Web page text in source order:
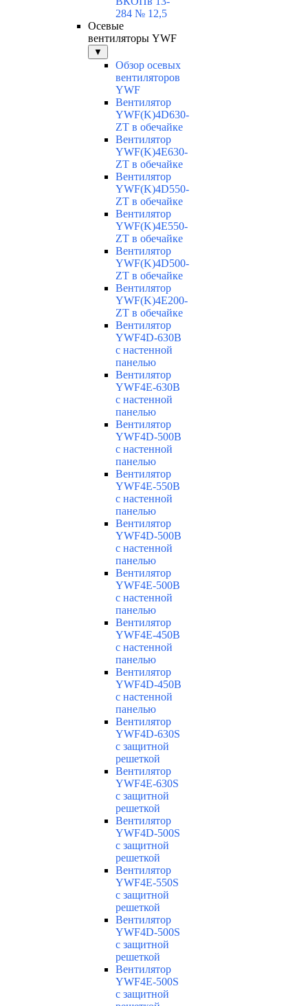
284 № 12,5
Осевые
вентиляторы YWF
▼
Обзор осевых
вентиляторов
YWF
Вентилятор
YWF(K)4D630-
ZT в обечайке
Вентилятор
YWF(K)4E630-
ZT в обечайке
Вентилятор
YWF(K)4D550-
ZT в обечайке
Вентилятор
YWF(K)4E550-
ZT в обечайке
Вентилятор
YWF(K)4D500-
ZT в обечайке
Вентилятор
YWF(K)4E200-
ZT в обечайке
Вентилятор
YWF4D-630B
с настенной
панелью
Вентилятор
YWF4E-630B
с настенной
панелью
Вентилятор
YWF4D-500B
с настенной
панелью
Вентилятор
YWF4E-550B
с настенной
панелью
Вентилятор
YWF4D-500B
с настенной
панелью
Вентилятор
YWF4E-500B
с настенной
панелью
Вентилятор
YWF4E-450B
с настенной
панелью
Вентилятор
YWF4D-450B
с настенной
панелью
Вентилятор
YWF4D-630S
с защитной
решеткой
Вентилятор
YWF4E-630S
с защитной
решеткой
Вентилятор
YWF4D-500S
с защитной
решеткой
Вентилятор
YWF4E-550S
с защитной
решеткой
Вентилятор
YWF4D-500S
с защитной
решеткой
Вентилятор
YWF4E-500S
с защитной